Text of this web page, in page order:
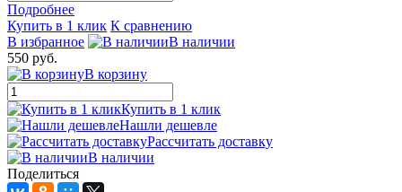
Подробнее
Купить в 1 клик К сравнению
В избранное
В наличии
550 руб.
В корзину
Купить в 1 клик
Нашли дешевле
Рассчитать доставку
В наличии
Поделиться